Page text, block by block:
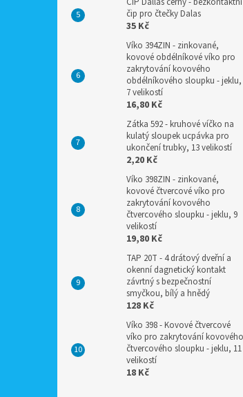
čip pro čtečky Dalas
35 Kč
Víko 394ZIN - zinkované,
kovové obdélníkové víko pro
zakrytování kovového
obdélníkového sloupku - jeklu,
7 velikostí
16,80 Kč
Zátka 592 - kruhové víčko na
kulatý sloupek ucpávka pro
ukončení trubky, 13 velikostí
2,20 Kč
Víko 398ZIN - zinkované,
kovové čtvercové víko pro
zakrytování kovového
čtvercového sloupku - jeklu, 9
velikostí
19,80 Kč
TAP 20T - 4 drátový dveřní a
okenní dagnetický kontakt
závrtný s bezpečnostní
smyčkou, bílý a hnědý
128 Kč
Víko 398 - Kovové čtvercové
víko pro zakrytování kovového
čtvercového sloupku - jeklu, 11
velikostí
18 Kč